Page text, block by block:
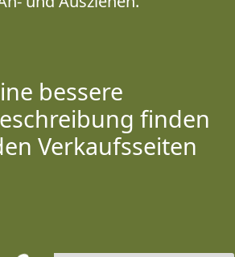
bessere
finden
Verkaufsseiten